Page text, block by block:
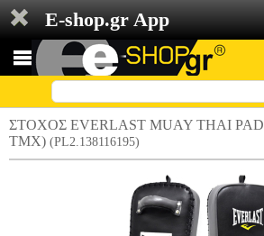
E-shop.gr App
ΣΤΟΧΟΣ EVERLAST MUAY THAI
ΤΜΧ) (PL2.138116195)